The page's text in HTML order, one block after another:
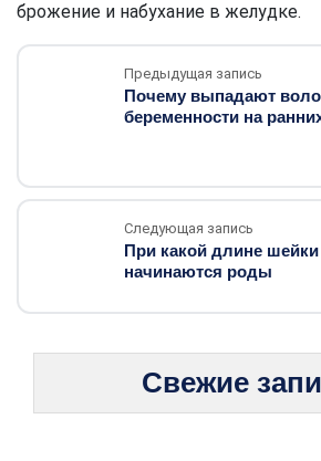
брожение и набухание в желудке.
Предыдущая запись
Почему выпадают
беременности на
Следующая запись
При какой длине шейки
начинаются роды
Свежие